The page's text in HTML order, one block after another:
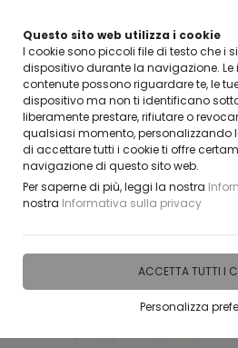
Questo sito web utilizza i cookie
I cookie sono piccoli file di testo che i
dispositivo durante la navigazione. Le
contenute possono riguardare te, le
dispositivo ma non ti identificano
liberamente prestare, rifiutare o
qualsiasi momento, personalizzando
di accettare tutti i cookie ti offre
navigazione di questo sito web.
Per saperne di più, leggi la nostra
nostra Informativa sulla privacy
ACCETTA TUTTI I
Personalizza
CLICCA E SCOPRI I
Home Vetreria Parafiati